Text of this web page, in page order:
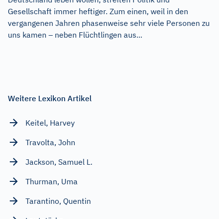
Gesellschaft immer heftiger. Zum einen, weil in den
vergangenen Jahren phasenweise sehr viele Personen zu
uns kamen – neben Flüchtlingen aus...
Weitere Lexikon Artikel
Keitel, Harvey
Travolta, John
Jackson, Samuel L.
Thurman, Uma
Tarantino, Quentin